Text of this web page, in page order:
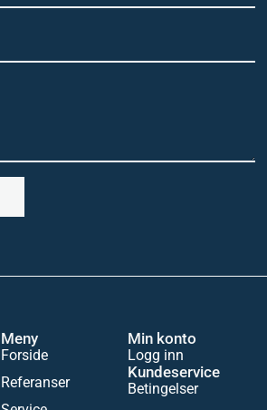
Meny
Forside
Referanser
Min konto
Logg inn
Kundeservice
Betingelser